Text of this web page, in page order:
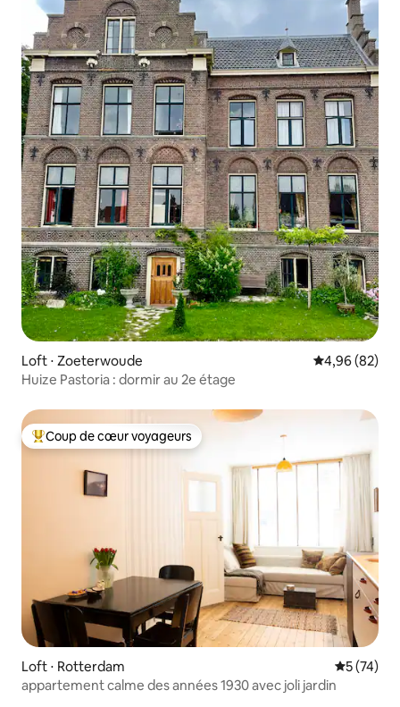
Loft ⋅ Zoeterwoude Évaluation
4,96 (82)
Huize Pastoria : dormir au 2e étage
Coups de cœur voyageurs les plus appréciés
Coup de cœur voyageurs
Loft ⋅ Rotterdam
5 (74)
appartement calme des années 1930 avec joli jardin